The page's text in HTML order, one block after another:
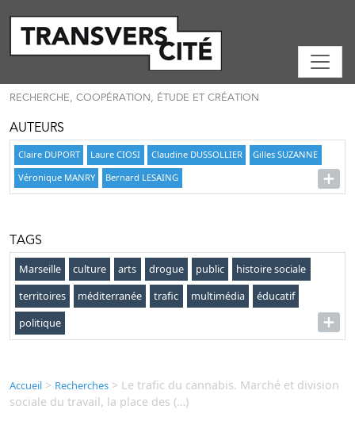
RECHERCHE, COOPÉRATION, ÉTUDE ET CRÉATION
AUTEURS
Claire DUPORT Laure CIOSI Claudine DUSSOLLIER
Gilles SUZANNE
Véronique MANRY
Bernard LESAING
TAGS
Marseille culture arts drogue public
histoire sociale
territoires
méditerranée trafic multimédia
éducatif
politique
Accueil > Recherches > Le trafic du cannabis. Marché et division
sociale du travail, la place des (…)